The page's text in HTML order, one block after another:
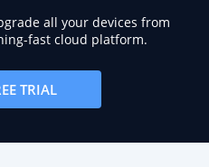
all your devices from
fast cloud platform.
TRIAL